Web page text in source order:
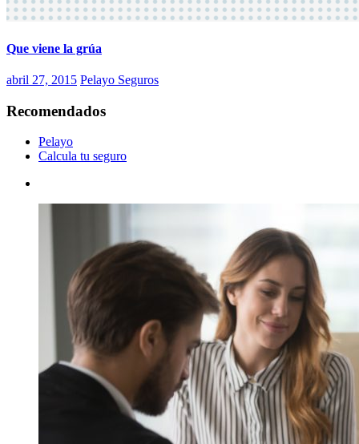
Que viene la grúa
abril 27, 2015 Pelayo Seguros
Recomendados
Pelayo
Calcula tu seguro